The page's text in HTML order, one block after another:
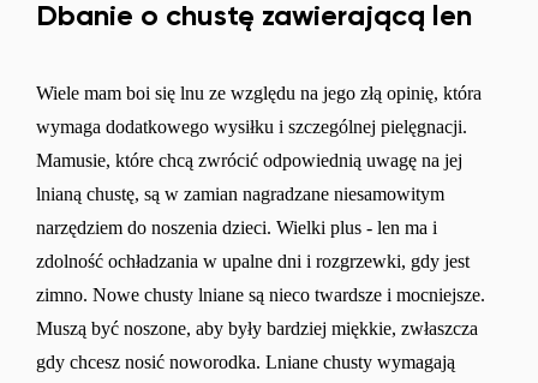
Dbanie o chustę zawierającą len
Wiele mam boi się lnu ze względu na jego złą opinię, która
wymaga dodatkowego wysiłku i szczególnej pielęgnacji.
Mamusie, które chcą zwrócić odpowiednią uwagę na jej
lnianą chustę, są w zamian nagradzane niesamowitym
narzędziem do noszenia dzieci. Wielki plus - len ma i
zdolność ochładzania w upalne dni i rozgrzewki, gdy jest
zimno. Nowe chusty lniane są nieco twardsze i mocniejsze.
Muszą być noszone, aby były bardziej miękkie, zwłaszcza
gdy chcesz nosić noworodka. Lniane chusty wymagają